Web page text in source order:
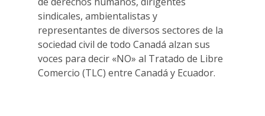
14.06.2026
BLOG ENTRY
Con motivo del Día Mundial del Medio Ambiente,
comunidades de República Dominicana exigen
sindicales, ambientalistas y
representantes de diversos sectores de la
sociedad civil de todo Canadá alzan sus
voces para decir «NO» al Tratado de Libre
Comercio (TLC) entre Canadá y Ecuador.